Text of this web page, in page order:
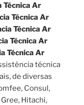
Técnica Ar
Técnica Ar
Técnica Ar
Técnica Ar
Técnica Ar
técnica
de diversas
Consul,
Hitachi,